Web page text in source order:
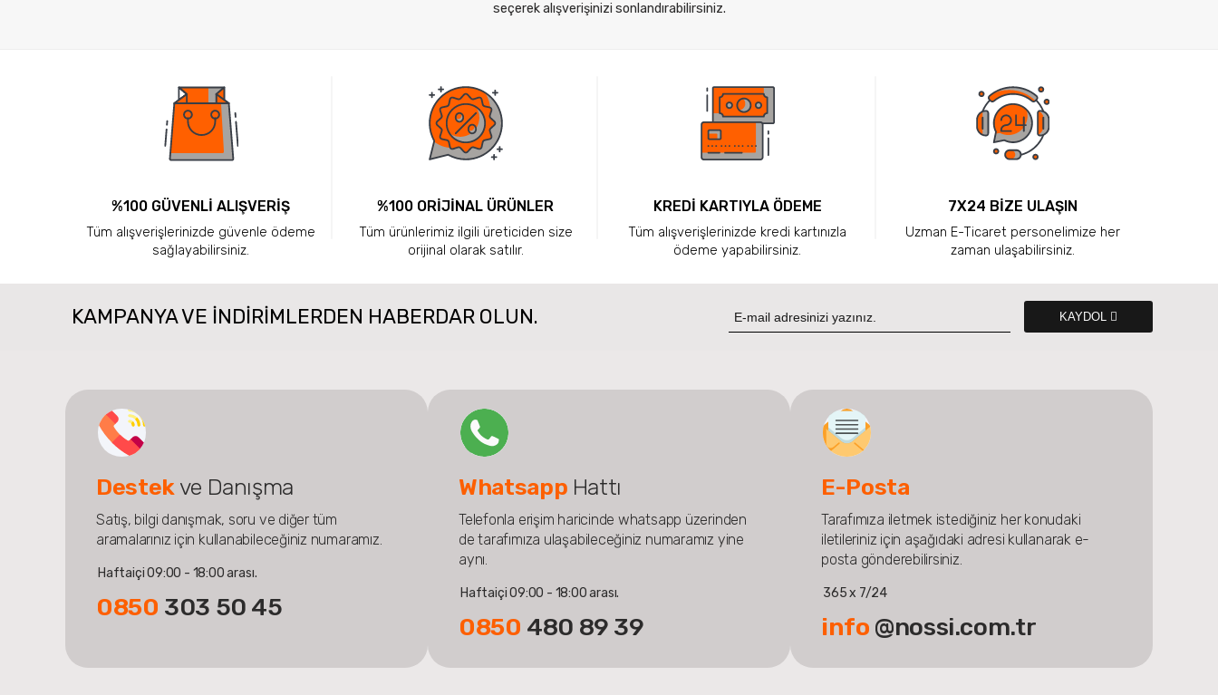
seçerek alışverişinizi sonlandırabilirsiniz.
%100 GÜVENLİ ALIŞVERİŞ
Tüm alışverişlerinizde güvenle ödeme
sağlayabilirsiniz.
%100 ORİJİNAL ÜRÜNLER
Tüm ürünlerimiz ilgili üreticiden size
orijinal olarak satılır.
KREDİ KARTIYLA ÖDEME
Tüm alışverişlerinizde kredi kartınızla
ödeme yapabilirsiniz.
7X24 BİZE ULAŞIN
Uzman E-Ticaret personelimize her
zaman ulaşabilirsiniz.
KAMPANYA VE INDIRIMLERDEN HABERDAR OLUN. KAYDOL
Destekve Danışma
Satış, bilgi danışmak, soru ve diğer tüm
aramalarınız için kullanabileceğiniz numaramız.
Haftaiçi 09:00 - 18:00 arası.
0850 303 50 45
Whatsapp Hattı
Telefonla erişim haricinde whatsapp üzerinden
de tarafımıza ulaşabileceğiniz numaramız yine
aynı.
Haftaiçi 09:00 - 18:00 arası.
0850 480 89 39
E-Posta
Tarafımıza iletmek istediğiniz her konudaki
iletileriniz için aşağıdaki adresi kullanarak e-
posta gönderebilirsiniz.
365 x 7/24
info @nossi.com.tr